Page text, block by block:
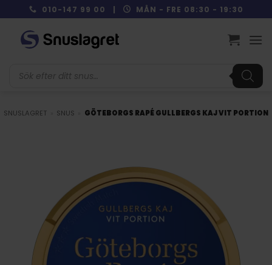
to
content
010-147 99 00 | MÅN - FRE 08:30 - 19:30
SNUSLAGRET SNUS GÖTEBORGS RAPÉ GULLBERGS KAJ VIT PORTION